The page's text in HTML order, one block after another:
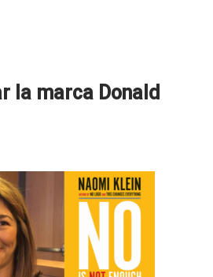
la marca Donald